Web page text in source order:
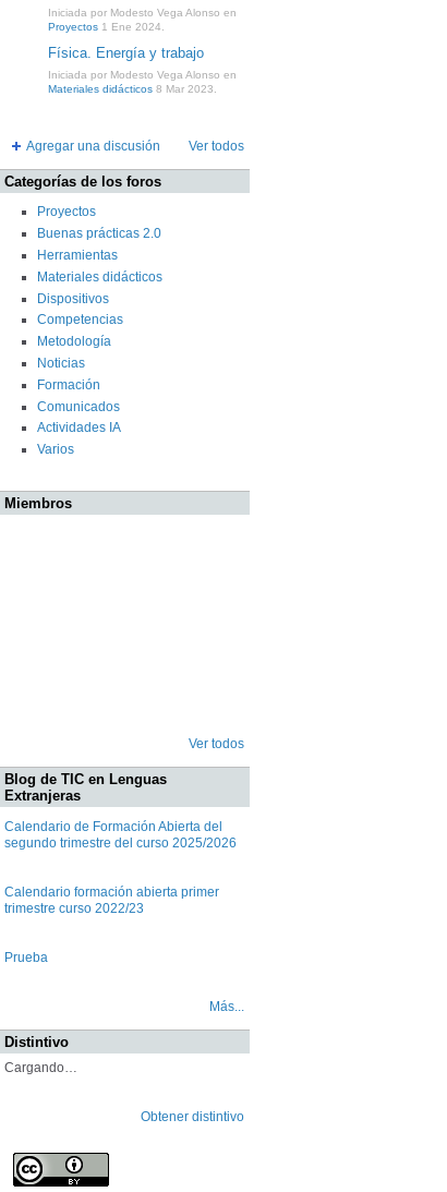
Iniciada por Modesto Vega Alonso en
Proyectos 1 Ene 2024.
Física. Energía y trabajo
Iniciada por Modesto Vega Alonso en
Materiales didácticos 8 Mar 2023.
Agregar una discusión Ver todos
Categorías de los foros
Proyectos
Buenas prácticas 2.0
Herramientas
Materiales didácticos
Dispositivos
Competencias
Metodología
Noticias
Formación
Comunicados
Actividades IA
Varios
Miembros
Ver todos
Blog de TIC en Lenguas
Extranjeras
Calendario de Formación Abierta del
segundo trimestre del curso 2025/2026
Calendario formación abierta primer
trimestre curso 2022/23
Prueba
Más...
Distintivo
Cargando…
Obtener distintivo